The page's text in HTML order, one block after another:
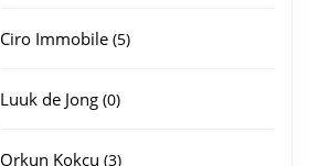
Ciro Immobile 55
Luuk de Jong 00
Orkun Kokcu 33